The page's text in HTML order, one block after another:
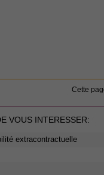
Cette
VOUS INTERESSER:
extracontractuelle